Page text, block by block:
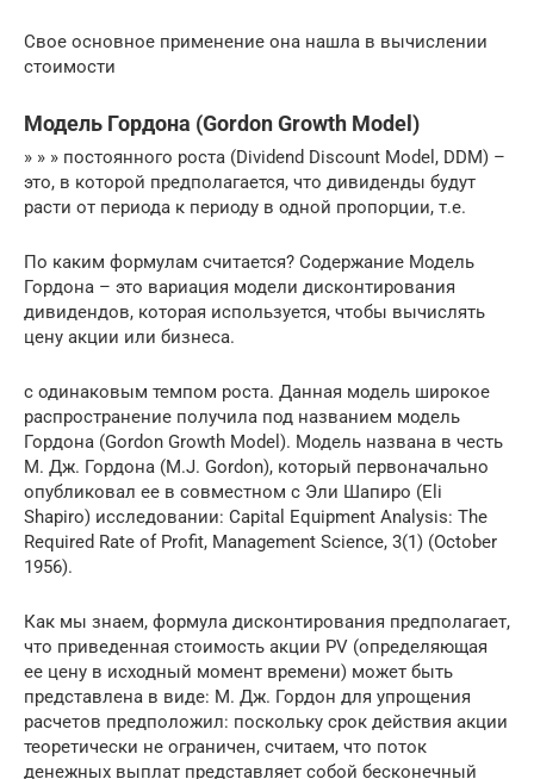
Свое основное применение она нашла в вычислении
стоимости
Модель Гордона (Gordon Growth Model)
» » » постоянного роста (Dividend Discount Model, DDM) –
это, в которой предполагается, что дивиденды будут
расти от периода к периоду в одной пропорции, т.е.
По каким формулам считается? Содержание Модель
Гордона – это вариация модели дисконтирования
дивидендов, которая используется, чтобы вычислять
цену акции или бизнеса.
с одинаковым темпом роста. Данная модель широкое
распространение получила под названием модель
Гордона (Gordon Growth Model). Модель названа в честь
М. Дж. Гордона (M.J. Gordon), который первоначально
опубликовал ее в совместном с Эли Шапиро (Eli
Shapiro) исследовании: Capital Equipment Analysis: The
Required Rate of Profit, Management Science, 3(1) (October
1956).
Как мы знаем, формула дисконтирования предполагает,
что приведенная стоимость акции PV (определяющая
ее цену в исходный момент времени) может быть
представлена в виде: М. Дж. Гордон для упрощения
расчетов предположил: поскольку срок действия акции
теоретически не ограничен, считаем, что поток
денежных выплат представляет собой бесконечный